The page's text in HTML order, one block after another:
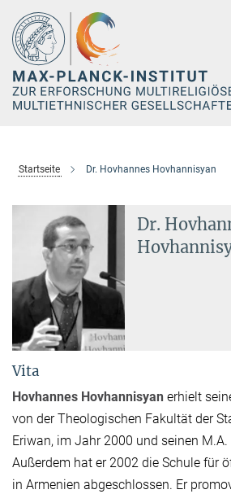
Hauptinhalt
Startseite Dr. Hovhannes Hovhannisyan
Dr.
Vita
Hovhannes Hovhannisyan erhielt
von der Theologischen Fakultät der
Eriwan, im Jahr 2000 und seinen
Außerdem hat er 2002 die Schule für
in Armenien abgeschlossen. Er